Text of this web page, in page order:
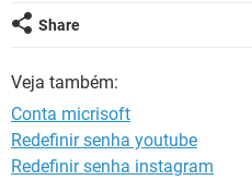
GUIA DE COMPRAS
Share
Veja também:
Conta micrisoft
Redefinir senha youtube
Redefinir senha instagram